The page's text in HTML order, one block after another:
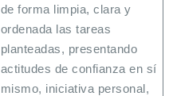
de forma limpia, clara y
ordenada las tareas
planteadas, presentando
actitudes de confianza en sí
mismo, iniciativa personal,